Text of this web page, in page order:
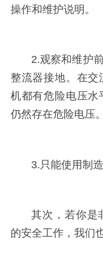
操作和维护说明。
2.观察和维护
整流器接地。在交
机都有危险电压水
仍然存在危险电压。
3.只能使用制
其次，若你是
的安全工作，我们